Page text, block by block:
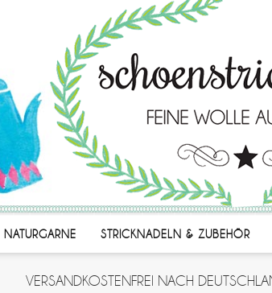
NATURGARNE STRICKNADELN & ZUBEHÖR
VERSANDKOSTENFREI NACH